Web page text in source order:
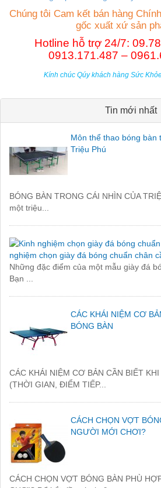
Chúng tôi Cam kết bán hàng
gốc xuất xứ sản
Hotline hỗ trợ 24/7:
0913.171.487 –
Kính chúc Qúy khách hàng Sức
Tin mới nhất
Môn thể thao bóng bàn
Triệu Phú
BÓNG BÀN TRONG CÁI NHÌN CỦA
một triệu...
nghiệm chọn giày đá bóng chuẩn chân
Những đặc điểm của một mẫu giày đá
Bạn ...
CÁC KHÁI NIỆM CƠ
BÓNG BÀN
CÁC KHÁI NIỆM CƠ BẢN CẦN BIẾT
(THỜI GIAN, ĐIỂM TIẾP...
CÁCH CHỌN VỢT
NGƯỜI MỚI CHƠI?
CÁCH CHỌN VỢT BÓNG BÀN PHÙ